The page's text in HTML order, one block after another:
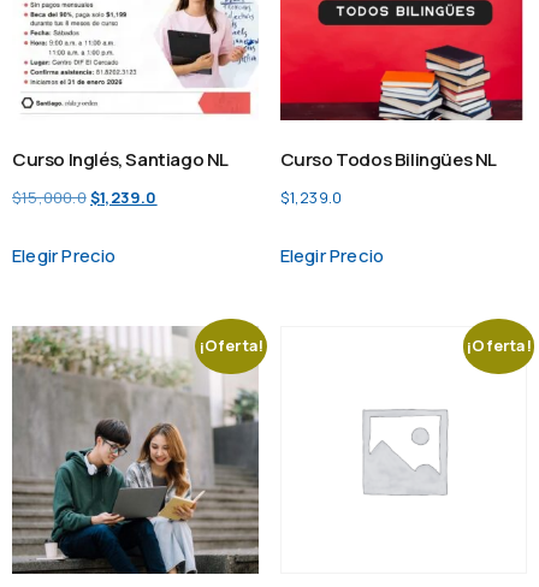
Curso Inglés, Santiago NL
$15,000.0$1,239.0
Elegir Precio
Curso Todos Bilingües NL
$1,239.0
Elegir Precio
¡Oferta! ¡Oferta!